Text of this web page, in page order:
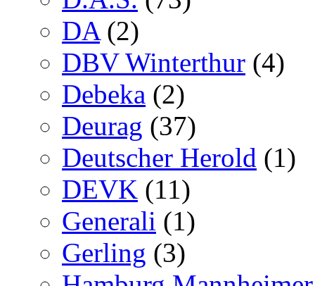
DA(2)
DBV Winterthur (4)
Debeka (2)
Deurag (37)
Deutscher Herold (1)
DEVK (11)
Generali (1)
Gerling (3)